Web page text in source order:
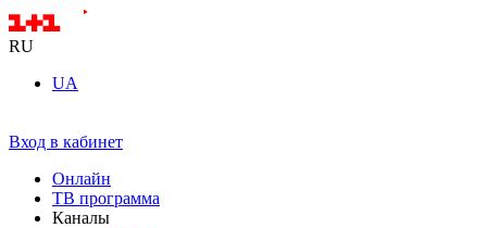
RU
UA
Вход в кабинет
Онлайн
ТВ программа
Каналы